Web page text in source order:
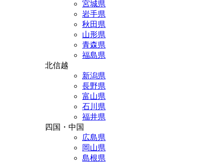
宮城県
岩手県
秋田県
山形県
青森県
福島県
北信越
新潟県
長野県
富山県
石川県
福井県
四国・中国
広島県
岡山県
島根県